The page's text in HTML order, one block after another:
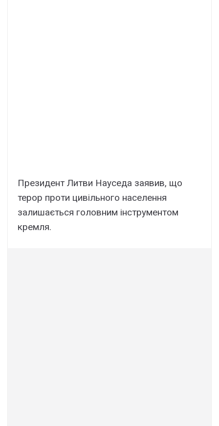
Президент Литви Науседа заявив, що
терор проти цивільного населення
залишається головним інструментом
кремля.